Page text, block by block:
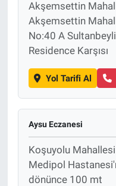
Akşemsettin
Akşemsettin
No:40 A
Residence Karşısı
Yol Tarifi Al
Aysu Eczanesi
Koşuyolu
Medipol
dönünce 100 mt